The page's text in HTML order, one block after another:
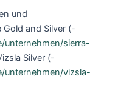
und
Gold and Silver (-
sierra-
Silver (-
unternehmen/vizsla-